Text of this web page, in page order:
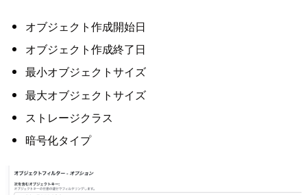
オブジェクト作成開始日
オブジェクト作成終了日
最小オブジェクトサイズ
最大オブジェクトサイズ
ストレージクラス
暗号化タイプ